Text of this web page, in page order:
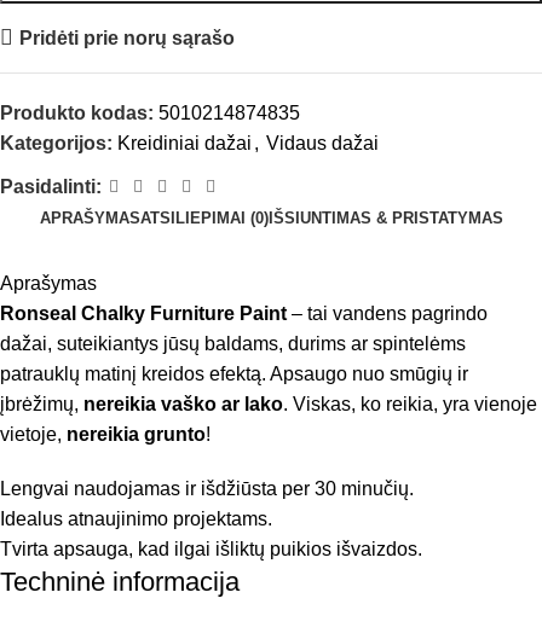
Pridėti prie norų sąrašo
Produkto kodas: 5010214874835
Kategorijos: Kreidiniai dažai , Vidaus dažai
Pasidalinti:
APRAŠYMASATSILIEPIMAI (0)IŠSIUNTIMAS & PRISTATYMAS
Aprašymas
Ronseal Chalky Furniture Paint – tai vandens pagrindo
dažai, suteikiantys jūsų baldams, durims ar spintelėms
patrauklų matinį kreidos efektą. Apsaugo nuo smūgių ir
įbrėžimų, nereikia vaško ar lako. Viskas, ko reikia, yra vienoje
vietoje, nereikia grunto!
Lengvai naudojamas ir išdžiūsta per 30 minučių.
Idealus atnaujinimo projektams.
Tvirta apsauga, kad ilgai išliktų puikios išvaizdos.
Techninė informacija